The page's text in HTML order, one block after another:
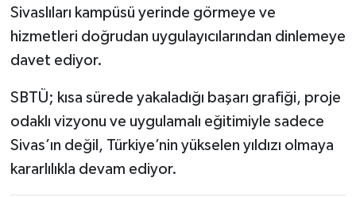
Sivaslıları kampüsü yerinde görmeye ve
hizmetleri doğrudan uygulayıcılarından dinlemeye
davet ediyor.
SBTÜ; kısa sürede yakaladığı başarı grafiği, proje
odaklı vizyonu ve uygulamalı eğitimiyle sadece
Sivas’ın değil, Türkiye’nin yükselen yıldızı olmaya
kararlılıkla devam ediyor.